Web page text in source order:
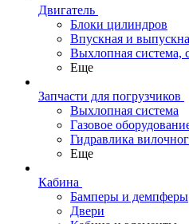
Двигатель
Блоки цилиндров
Впускная и
Выхлопная система,
Еще
Запчасти для погрузчиков
Выхлопная система
Газовое
Гидравлика
Еще
Кабина
Бамперы и демпферы
Двери